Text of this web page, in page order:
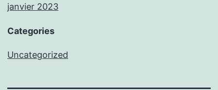
janvier 2023
Categories
Uncategorized